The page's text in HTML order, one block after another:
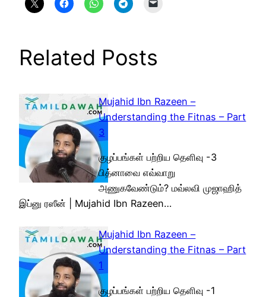
Related Posts
Mujahid Ibn Razeen –
Understanding the Fitnas – Part
3
குழப்பங்கள் பற்றிய தெளிவு -3
பித்னாவை எவ்வாறு
அணுகவேண்டும்? மவ்லவி முஜாஹித்
இப்னு ரஸீன் | Mujahid Ibn Razeen…
Mujahid Ibn Razeen –
Understanding the Fitnas – Part
1
குழப்பங்கள் பற்றிய தெளிவு -1